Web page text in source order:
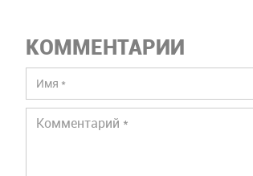
КОММЕНТАРИИ